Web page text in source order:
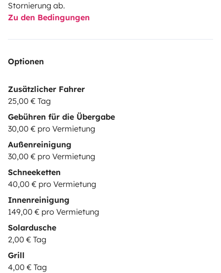
Stornierung ab.
Zu den Bedingungen
Optionen
Zusätzlicher Fahrer
25,00 € Tag
Gebühren für die Übergabe
30,00 € pro Vermietung
Außenreinigung
30,00 € pro Vermietung
Schneeketten
40,00 € pro Vermietung
Innenreinigung
149,00 € pro Vermietung
Solardusche
2,00 € Tag
Grill
4,00 € Tag